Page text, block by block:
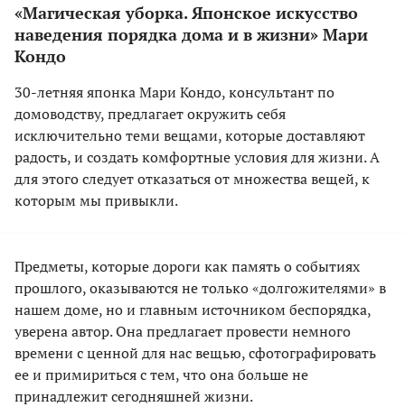
«Магическая уборка. Японское искусство
наведения порядка дома и в жизни» Мари
Кондо
30-летняя японка Мари Кондо, консультант по
домоводству, предлагает окружить себя
исключительно теми вещами, которые доставляют
радость, и создать комфортные условия для жизни. А
для этого следует отказаться от множества вещей, к
которым мы привыкли.
Предметы, которые дороги как память о событиях
прошлого, оказываются не только «долгожителями» в
нашем доме, но и главным источником беспорядка,
уверена автор. Она предлагает провести немного
времени с ценной для нас вещью, сфотографировать
ее и примириться с тем, что она больше не
принадлежит сегодняшней жизни.